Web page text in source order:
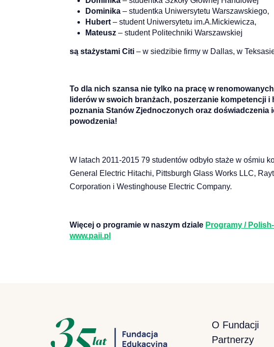
Dominika – studentka Uniwersytetu Warszawskiego,
Hubert – student Uniwersytetu im.A.Mickiewicza,
Mateusz – student Politechniki Warszawskiej
są stażystami Citi – w siedzibie firmy w Dallas, w
To dla nich szansa nie tylko na pracę w
liderów w swoich branżach, poszerzanie kompetencji
poznania Stanów Zjednoczonych oraz doświadczenia
powodzenia!
W latach 2011-2015 79 studentów odbyło staże w ośmiu
General Electric Hitachi, Pittsburgh Glass Works LLC,
Corporation i Westinghouse Electric Company.
Więcej o programie w naszym dziale Programy /
www.paii.pl
O Fundacji
Partnerzy